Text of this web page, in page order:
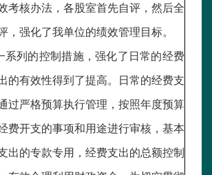
考核办法，各股室首先自评，然后全
，强化了我单位的绩效管理目标。
系列的控制措施，强化了日常的经费
的有效性得到了提高。日常的经费支
过严格预算执行管理，按照年度预算
费开支的事项和用途进行审核，基本
出的专款专用，经费支出的总额控制